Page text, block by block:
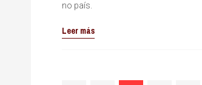
no país.
Leer más